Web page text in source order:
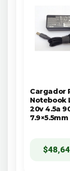
Cargador
Notebook
20v 4.5a
7.9×5.5mm
$